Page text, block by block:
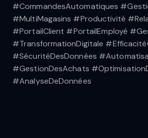
#CommandesAutomatiques
#MultiMagasins #Productivité
#PortailClient #PortailEmployé
#TransformationDigitale
#SécuritéDesDonnées
#GestionDesAchats
#AnalyseDeDonnées